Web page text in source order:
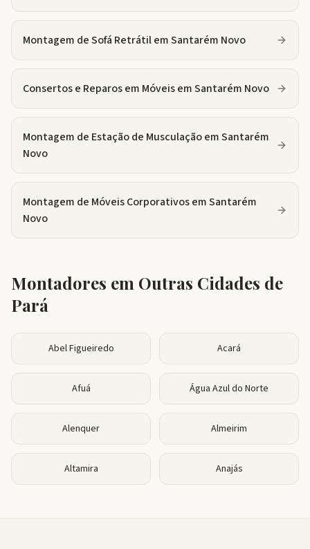
Montagem de Sofá RetrátilemSantarém Novo
Consertos e Reparos em MóveisemSantarém Novo
Montagem de Estação de MusculaçãoemSantarém
Novo
Montagem de Móveis CorporativosemSantarém
Novo
Montadores em Outras Cidades de
Pará
Abel Figueiredo Acará
Afuá Água Azul do Norte
Alenquer Almeirim
Altamira Anajás